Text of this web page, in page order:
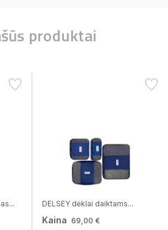
produktai
DELSEY dėklai daiktams...
Kaina 69,00 €